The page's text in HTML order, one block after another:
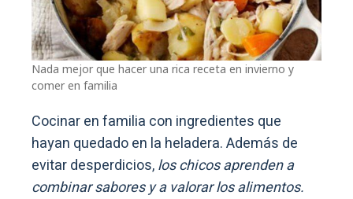
Nada mejor que hacer una rica receta en invierno y
comer en familia
Cocinar en familia con ingredientes que
hayan quedado en la heladera. Además de
evitar desperdicios,los chicos aprenden a
combinar sabores y a valorar los alimentos.